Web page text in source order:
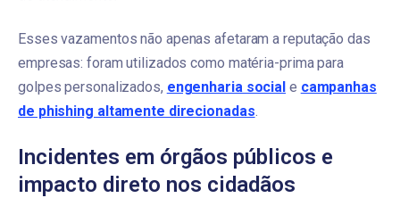
Esses vazamentos não apenas afetaram a reputação das
empresas: foram utilizados como matéria-prima para
golpes personalizados, engenharia social e campanhas
de phishing altamente direcionadas.
Incidentes em órgãos públicos e
impacto direto nos cidadãos